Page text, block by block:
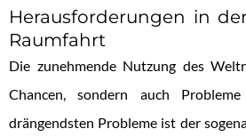
Herausforderungen in
Raumfahrt
Die zunehmende Nutzung des
Chancen, sondern auch
drängendsten Probleme ist der